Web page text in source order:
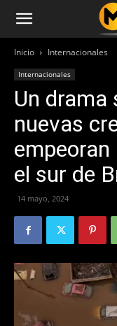
Inicio Internacionales
Internacionales
Un drama
nuevas
empeoran
el sur de
14 mayo, 2024